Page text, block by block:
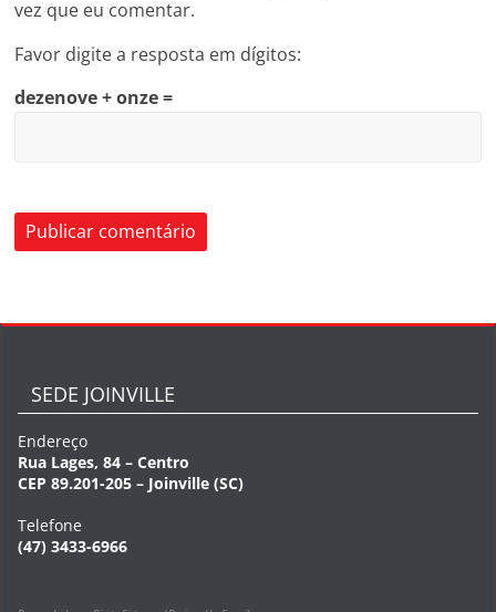
vez que eu comentar.
Favor digite a resposta em dígitos:
dezenove + onze =
SEDE JOINVILLE
Endereço
Rua Lages, 84 – Centro
CEP 89.201-205 – Joinville (SC)
Telefone
(47) 3433-6966